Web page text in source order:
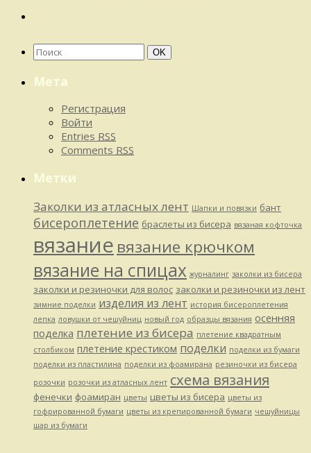
Найти: Поиск
OK
Мета
Регистрация
Войти
Entries RSS
Comments RSS
Метки
Заколки из атласных лент Шапки и повязки бант
бисероплетение браслеты из бисера вязаная кофточка
вязание вязание крючком
вязание на спицах журналинг заколки из бисера
заколки и резиночки для волос заколки и резиночки из лент
зимние поделки изделия из лент история бисероплетения
лепка ловушки от чешуйниц новый год образцы вязания осенняя
поделка плетение из бисера плетение квадратным
столбиком плетение крестиком поделки поделки из бумаги
поделки из пластилина поделки из фоамирана резиночки из бисера
розочки розочки из атласных лент схема вязания
фенечки фоамиран цветы цветы из бисера цветы из
гофрированной бумаги цветы из крепированной бумаги чешуйницы
шар из бумаги